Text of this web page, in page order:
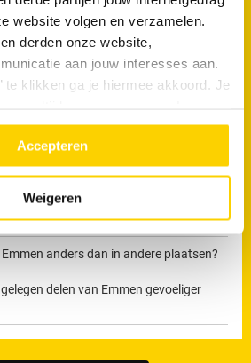
website volgen en verzamelen.
derden onze website,
aan jouw interesses aan.
te klikken ga je hiermee akkoord. Je
beleid.
Accepteren
Weigeren
af?
vaker voor in bepaalde
tussen buurten binnen Emmen?
anders dan in andere plaatsen?
delen van Emmen gevoeliger